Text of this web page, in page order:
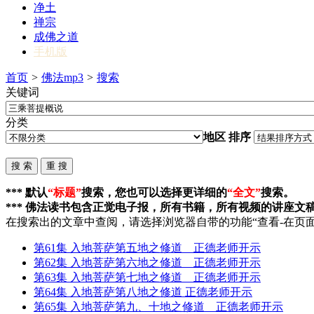
净土
禅宗
成佛之道
手机版
首页 > 佛法mp3 > 搜索
关键词
分类
地区 排序
*** 默认“标题”搜索，您也可以选择更详细的“全文”搜索。
*** 佛法读书包含正觉电子报，所有书籍，所有视频的讲座文
在搜索出的文章中查阅，请选择浏览器自带的功能“查看-在页
第61集 入地菩萨第五地之修道 正德老师开示
第62集 入地菩萨第六地之修道 正德老师开示
第63集 入地菩萨第七地之修道 正德老师开示
第64集 入地菩萨第八地之修道 正德老师开示
第65集 入地菩萨第九、十地之修道 正德老师开示